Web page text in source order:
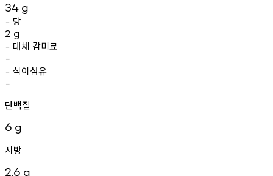
34 g
- 당
2 g
- 대체 감미료
-
- 식이섬유
-
단백질
6 g
지방
2.6 g